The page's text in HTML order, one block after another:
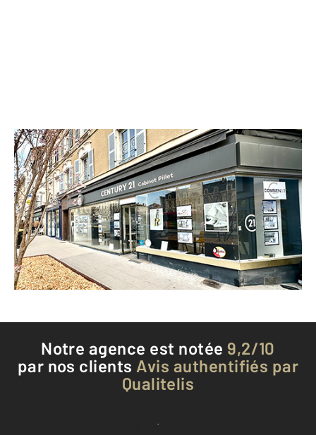
CENTURY 21 Cabinet Pillet
56 rue Jean Jaurès
ROANNE - 42300
Envoyer un message
Téléphoner à l'agence
Notre agence est notée 9,2/10
par nos clients Avis authentifiés par
Qualitelis
Voir tous les avis clients